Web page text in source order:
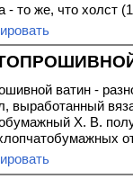
- то же, что холст
ватин -
выработанный
Х. В.